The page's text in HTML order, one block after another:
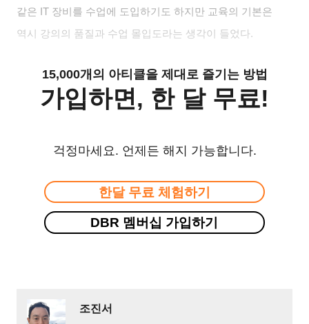
같은 IT 장비를 수업에 도입하기도 하지만 교육의 기본은
역시 강의의 품질과 수업 몰입도라는 생각이 들었다.
15,000개의 아티클을 제대로 즐기는 방법
가입하면, 한 달 무료!
걱정마세요. 언제든 해지 가능합니다.
한달 무료 체험하기
DBR 멤버십 가입하기
조진서